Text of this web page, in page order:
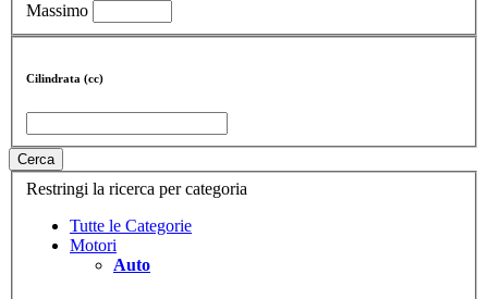
Massimo
Cilindrata (cc)
Cerca
Restringi la ricerca per categoria
Tutte le Categorie
Motori
Auto